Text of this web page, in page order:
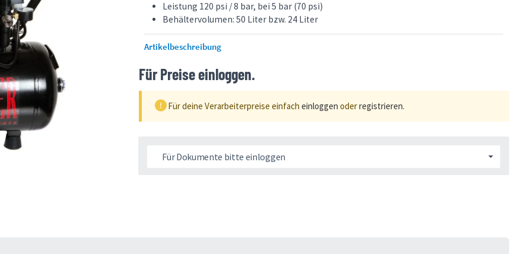
Leistung 120 psi / 8 bar, bei 5 bar (70 psi)
Behältervolumen: 50 Liter bzw. 24 Liter
Artikelbeschreibung
Für Preise einloggen.
Für deine Verarbeiterpreise einfach einloggen oderregistrieren.
Für Dokumente bitte einloggen